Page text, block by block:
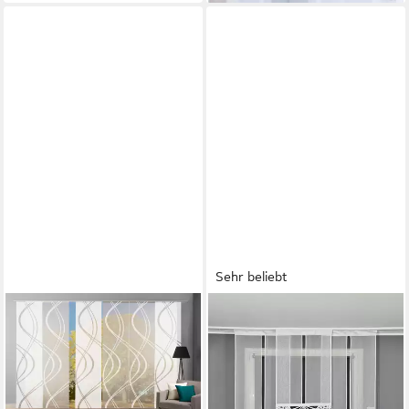
HOME WOHNIDEEN
Schiebegardine DAN (6 St),
Klettband, halbtransparent,
Scherli, HxB: 245x60, inkl.
Befestigungszubehör
Sehr beliebt
Schiebegardine 3er Gerade
Paneel Set (3 St),
Kräuselband, transparent,
Voile, Fertiggardine,